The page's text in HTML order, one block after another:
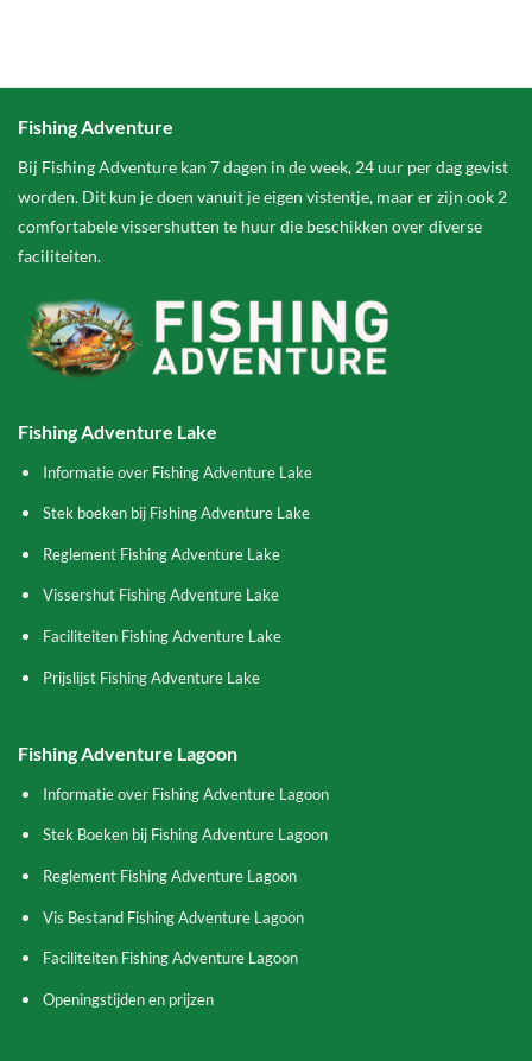
Fishing Adventure
Bij Fishing Adventure kan 7 dagen in de week, 24 uur per dag gevist
worden. Dit kun je doen vanuit je eigen vistentje, maar er zijn ook 2
comfortabele vissershutten te huur die beschikken over diverse
faciliteiten.
Fishing Adventure Lake
Informatie over Fishing Adventure Lake
Stek boeken bij Fishing Adventure Lake
Reglement Fishing Adventure Lake
Vissershut Fishing Adventure Lake
Faciliteiten Fishing Adventure Lake
Prijslijst Fishing Adventure Lake
Fishing Adventure Lagoon
Informatie over Fishing Adventure Lagoon
Stek Boeken bij Fishing Adventure Lagoon
Reglement Fishing Adventure Lagoon
Vis Bestand Fishing Adventure Lagoon
Faciliteiten Fishing Adventure Lagoon
Openingstijden en prijzen